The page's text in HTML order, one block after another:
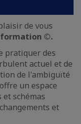
de vous
©.
pratiquer des
actuel et de
de l'ambiguïté
un espace
schémas
et